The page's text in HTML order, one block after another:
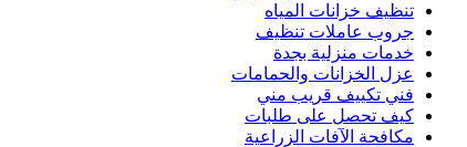
تنظيف خزانات المياه
جروب عاملات تنظيف
خدمات منزلية بجدة
عزل الخزانات والحمامات
فني تكييف قريب مني
كيف تحصل على طلبات
مكافحة الآفات الزراعية